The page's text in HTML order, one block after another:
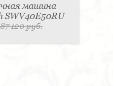
машина
SWV40E50RU
87 120 руб.